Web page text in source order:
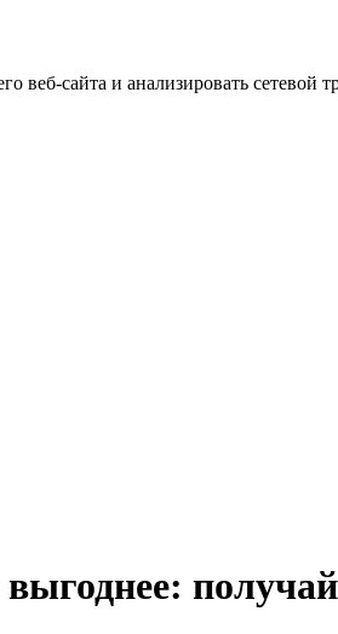
веб-сайта и анализировать сетевой